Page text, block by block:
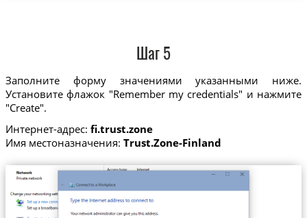
Шаг 5
Заполните форму значениями указанными ниже.
Установите флажок "Remember my credentials" и нажмите
"Create".
Интернет-адрес: fi.trust.zone
Имя местоназначения: Trust.Zone-Finland